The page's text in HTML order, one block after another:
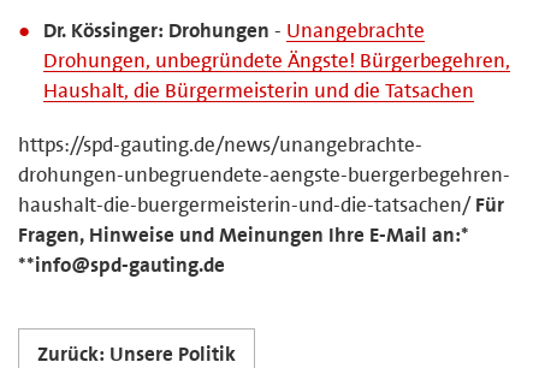
Dr. Kössinger: Drohungen - Unangebrachte
Drohungen, unbegründete Ängste! Bürgerbegehren,
Haushalt, die Bürgermeisterin und die Tatsachen
https://spd-gauting.de/news/unangebrachte-
drohungen-unbegruendete-aengste-buergerbegehren-
haushalt-die-buergermeisterin-und-die-tatsachen/Für
Fragen, Hinweise und Meinungen Ihre E-Mail an:*
**info@spd-gauting.de
Zurück: Unsere Politik